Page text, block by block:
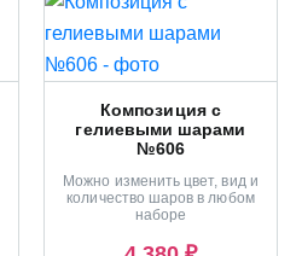
Композиция с
гелиевыми шарами
№606
Можно изменить цвет, вид и
количество шаров в любом
наборе